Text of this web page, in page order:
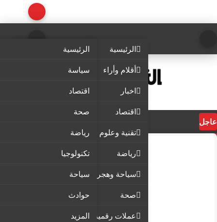
الرئيسية
أقلام وأراء
اخبار
اقتصاد
تقنية وعلوم
رياضة
سياحة وهجرة
صحة
عملات رقمية
الرئيسية
سياسة
اقتصاد
صحة
رياضة
تكنولوجيا
سياحة
حوادث
المزيد
عاجل